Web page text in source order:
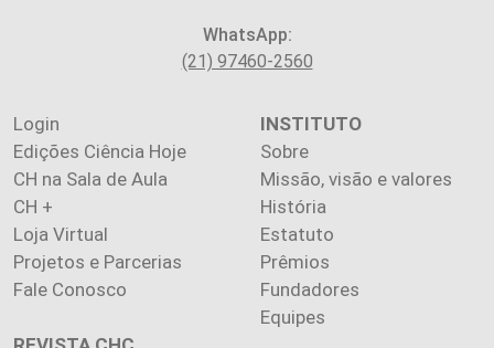
WhatsApp:
(21) 97460-2560
Login
Edições Ciência Hoje
CH na Sala de Aula
CH +
Loja Virtual
Projetos e Parcerias
Fale Conosco
INSTITUTO
Sobre
Missão, visão e valores
História
Estatuto
Prêmios
Fundadores
Equipes